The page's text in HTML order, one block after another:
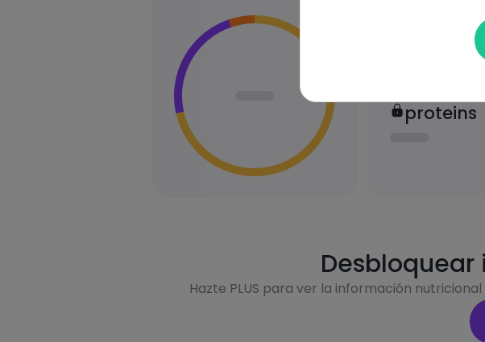
proteins
Hazte PLUS para ver la información